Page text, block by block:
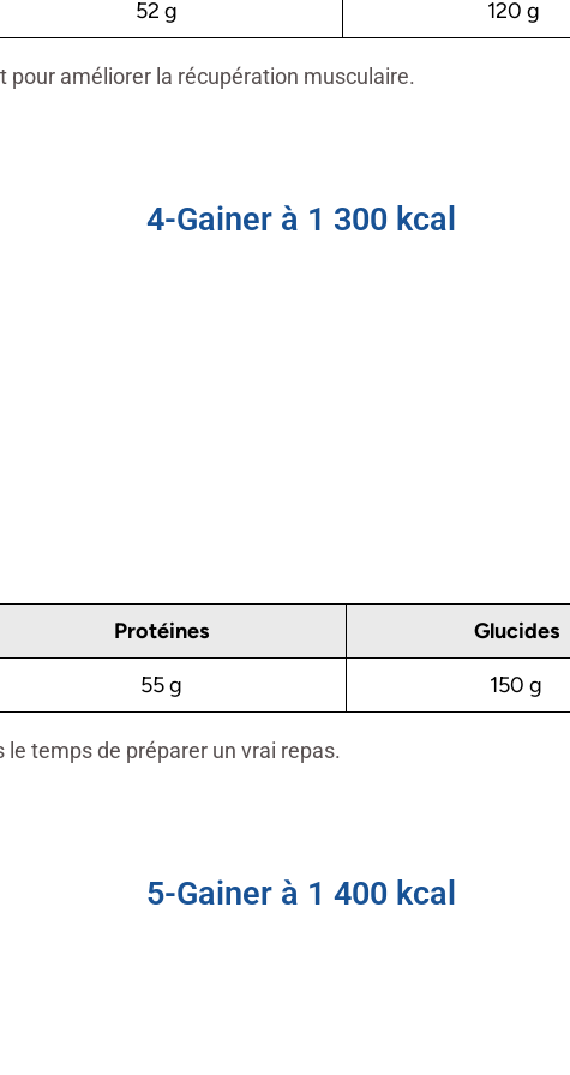
52 g 120 g
pour améliorer la récupération musculaire.
4-Gainer à 1 300 kcal
Protéines Glucides
55 g 150 g
le temps de préparer un vrai repas.
5-Gainer à 1 400 kcal